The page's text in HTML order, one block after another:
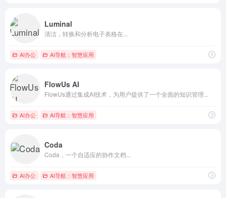
Luminal
清洁，转换和分析电子表格在...
AI办公 AI导航：智慧应用
FlowUs AI
FlowUs通过集成AI技术，为用户提供了一个全面的知识管理...
AI办公 AI导航：智慧应用
Coda
Coda，一个自适应的协作文档...
AI办公 AI导航：智慧应用